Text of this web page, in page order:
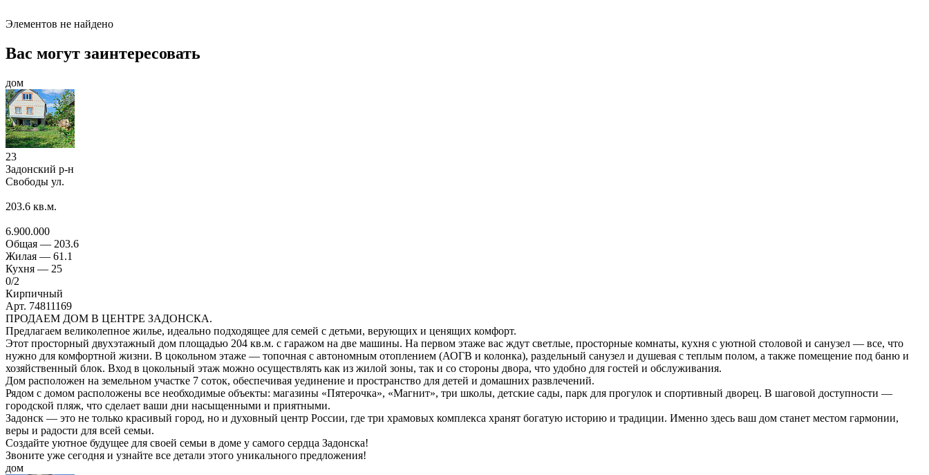
Элементов не найдено
Вас могут заинтересовать
дом
23
Задонский р-н
Свободы ул.
203.6 кв.м.
6.900.000
Общая — 203.6
Жилая — 61.1
Кухня — 25
0/2
Кирпичный
Арт. 74811169
ПРОДАЕМ ДОМ В ЦЕНТРЕ ЗАДОНСКА.
Предлагаем великолепное жилье, идеально подходящее для семей с детьми, верующих и ценящих комфорт.
Этот просторный двухэтажный дом площадью 204 кв.м. с гаражом на две машины. На первом этаже вас ждут светлые, просторные комнаты, кухня с уютной столовой и санузел — все, что
нужно для комфортной жизни. В цокольном этаже — топочная с автономным отоплением (АОГВ и колонка), раздельный санузел и душевая с теплым полом, а также помещение под баню и
хозяйственный блок. Вход в цокольный этаж можно осуществлять как из жилой зоны, так и со стороны двора, что удобно для гостей и обслуживания.
Дом расположен на земельном участке 7 соток, обеспечивая уединение и пространство для детей и домашних развлечений.
Рядом с домом расположены все необходимые объекты: магазины «Пятерочка», «Магнит», три школы, детские сады, парк для прогулок и спортивный дворец. В шаговой доступности —
городской пляж, что сделает ваши дни насыщенными и приятными.
Задонск — это не только красивый город, но и духовный центр России, где три храмовых комплекса хранят богатую историю и традиции. Именно здесь ваш дом станет местом гармонии,
веры и радости для всей семьи.
Создайте уютное будущее для своей семьи в доме у самого сердца Задонска!
Звоните уже сегодня и узнайте все детали этого уникального предложения!
дом